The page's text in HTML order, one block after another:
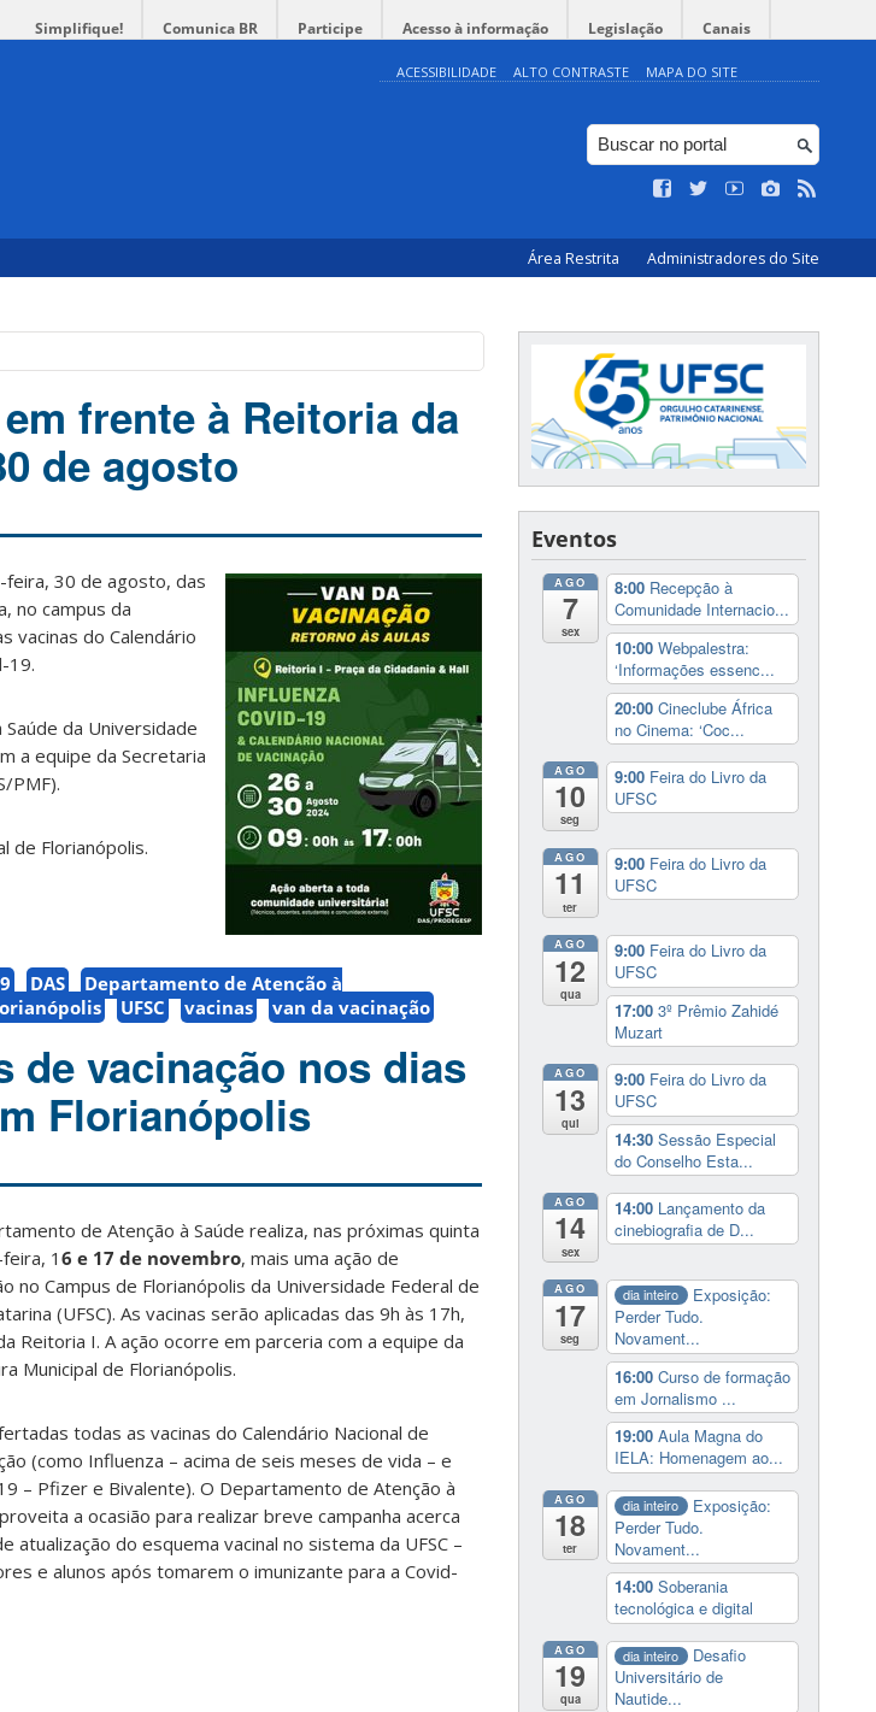
Simplifique! Comunica BR Participe Acesso à informação Legislação Canais
ACESSIBILIDADE ALTO CONTRASTE MAPA DO SITE
Área Restrita Administradores do Site
frente à Reitoria da
de agosto
30 de agosto, das
no campus da
vacinas do Calendário
19.
da Universidade
a equipe da Secretaria
PMF).
de Florianópolis.
DAS
Departamento de Atenção à
UFSC vacinas van da vacinação
de vacinação nos dias
Florianópolis
de Atenção à Saúde realiza, nas próximas quinta
1 6 e 17 de novembro, mais uma ação de
no Campus de Florianópolis da Universidade Federal de
(UFSC). As vacinas serão aplicadas das 9h às 17h,
Reitoria I. A ação ocorre em parceria com a equipe da
Municipal de Florianópolis.
todas as vacinas do Calendário Nacional de
(como Influenza – acima de seis meses de vida – e
– Pfizer e Bivalente). O Departamento de Atenção à
a ocasião para realizar breve campanha acerca
do esquema vacinal no sistema da UFSC –
e alunos após tomarem o imunizante para a Covid-
Eventos
AGO
7
sex
8:00 Recepção à
Comunidade Internacio...
10:00 Webpalestra:
‘Informações essenc...
20:00 Cineclube África
no Cinema: ‘Coc...
AGO
10
seg
9:00 Feira do Livro da
UFSC
AGO
11
ter
9:00 Feira do Livro da
UFSC
AGO
12
qua
9:00 Feira do Livro da
UFSC
17:00 3º Prêmio Zahidé
Muzart
AGO
13
qui
9:00 Feira do Livro da
UFSC
14:30 Sessão Especial
do Conselho Esta...
AGO
14
sex
14:00 Lançamento da
cinebiografia de D...
AGO
17
seg
dia inteiro
Exposição:
Perder Tudo.
Novament...
16:00 Curso de formação
em Jornalismo ...
19:00 Aula Magna do
IELA: Homenagem ao...
AGO
18
ter
dia inteiro
Exposição:
Perder Tudo.
Novament...
14:00 Soberania
tecnológica e digital
AGO
19
qua
dia inteiro
Desafio
Universitário de
Nautide...